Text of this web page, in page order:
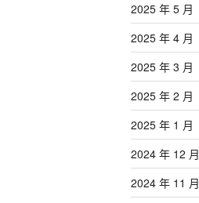
2025 年 5 月
2025 年 4 月
2025 年 3 月
2025 年 2 月
2025 年 1 月
2024 年 12 月
2024 年 11 月